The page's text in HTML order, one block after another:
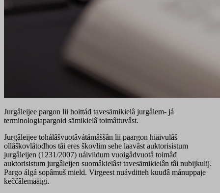
Jurgâleijee pargon lii hoittáđ tavesämikielâ jurgâlem- já
terminologiapargoid sämikielâ toimâttuvâst.
Jurgâleijee tohálâšvuotâvátámâššân lii paargon hiäivulâš
ollâškovlâtođhos tâi eres škovlim sehe laavâst auktorisistum
jurgâleijen (1231/2007) uáivildum vuoigâdvuotâ toimâđ
auktorisistum jurgâleijen suomâkielâst tavesämikielân tâi nubijkulij.
Pargo álgá sopâmuš mield. Virgeest nuávditteh kuuđâ mánuppaje
keččâlemääigi.